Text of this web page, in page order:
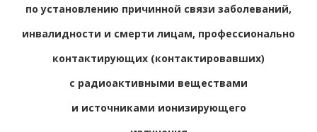
по установлению причинной связи заболеваний,
инвалидности и смерти лицам, профессионально
контактирующих (контактировавших)
с радиоактивными веществами
и источниками ионизирующего